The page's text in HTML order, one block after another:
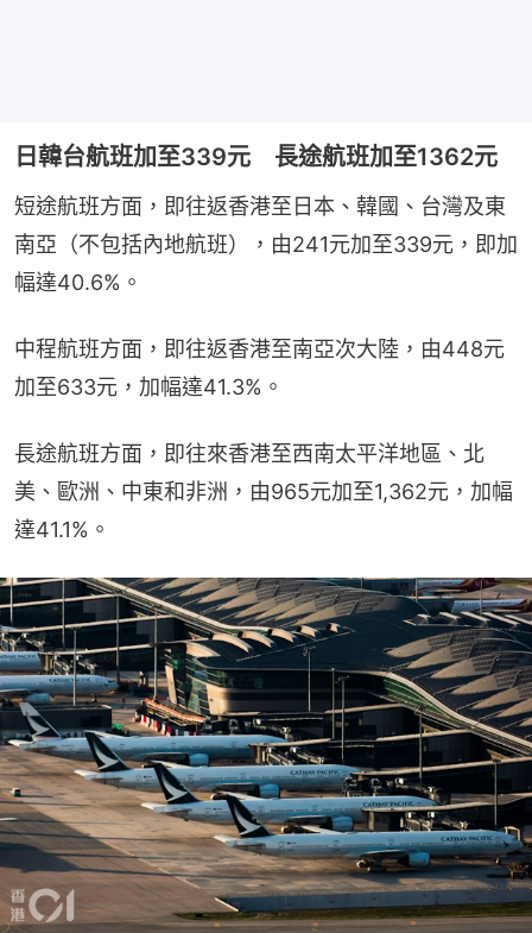
日韓台航班加至339元 長途航班加至1362元
短途航班方面，即往返香港至日本、韓國、台灣及東
南亞（不包括內地航班），由241元加至339元，即加
幅達40.6%。
中程航班方面，即往返香港至南亞次大陸，由448元
加至633元，加幅達41.3%。
長途航班方面，即往來香港至西南太平洋地區、北
美、歐洲、中東和非洲，由965元加至1,362元，加幅
達41.1%。